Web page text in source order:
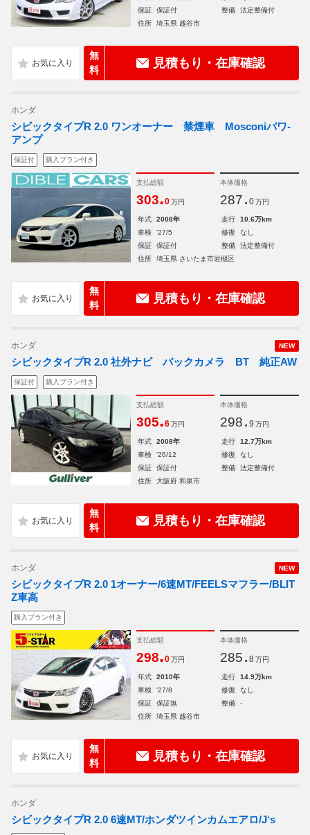
保証
保証付 整備
法定整備付
住所
埼玉県 越谷市
無
料
見積もり・在庫確認
ホンダ
シビックタイプR 2.0 ワンオーナー 禁煙車 Mosconiパワ-
アンプ
保証付 購入プラン付き
支払総額
303.0 万円
本体価格
287. 0 万円
年式 2008年 走行
10.6万km
車検
'27/5 修復
なし
保証
保証付 整備
法定整備付
住所
埼玉県 さいたま市岩槻区
無
料
見積もり・在庫確認
NEW
ホンダ
シビックタイプR 2.0 社外ナビ バックカメラ BT 純正AW
保証付 購入プラン付き
支払総額
305.6 万円
本体価格
298. 9 万円
年式 2008年 走行
12.7万km
車検
'26/12 修復
なし
保証
保証付 整備
法定整備付
住所
大阪府 和泉市
無
料
見積もり・在庫確認
NEW
ホンダ
シビックタイプR 2.0 1オーナー/6速MT/FEELSマフラー/BLIT
Z車高
購入プラン付き
支払総額
298.0 万円
本体価格
285. 8 万円
年式 2010年 走行
14.9万km
車検
'27/8 修復
なし
保証
保証無 整備
-
住所
埼玉県 越谷市
無
料
見積もり・在庫確認
ホンダ
シビックタイプR 2.0 6速MT/ホンダツインカムエアロ/J‘s